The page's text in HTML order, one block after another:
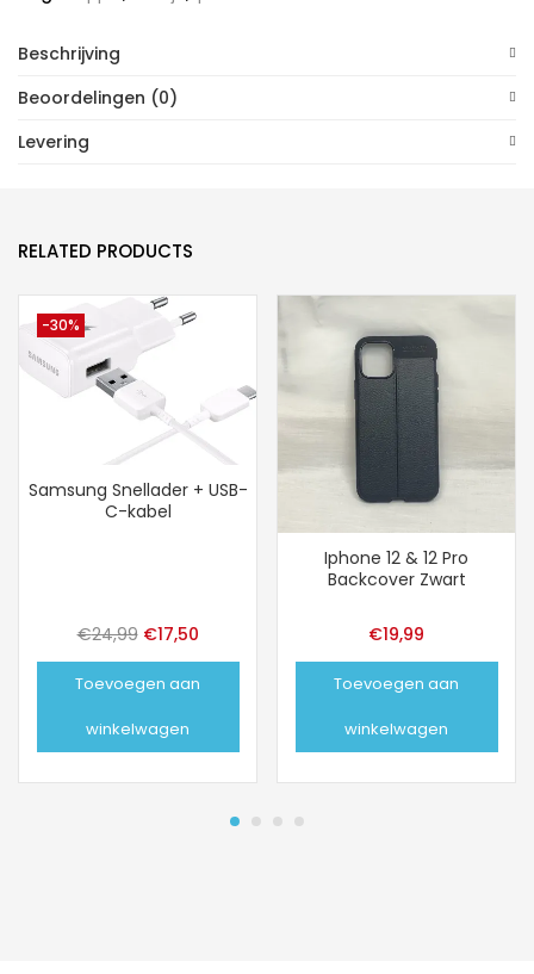
Beschrijving
Beoordelingen (0)
Levering
RELATED PRODUCTS
-30%
Samsung Snellader + USB-
C-kabel
€24,99 Oorspronkelijke
prijs
was:
€24,99.
€17,50Huidige
prijs
is:
Toevoegen aan
winkelwagen
Iphone 12 & 12 Pro
Backcover Zwart
€19,99
Toevoegen aan
winkelwagen